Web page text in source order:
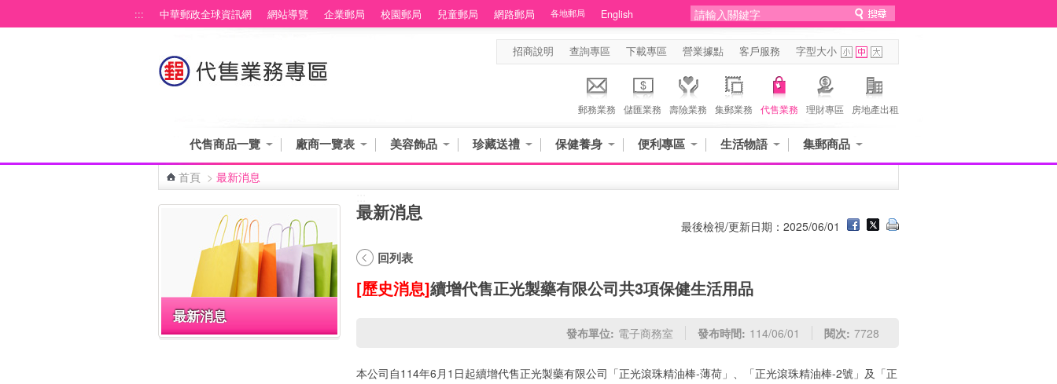
::: 中華郵政全球資訊網 網站導覽 企業郵局 校園郵局 兒童郵局 網路郵局 各地郵局 English
招商說明 查詢專區 下載專區 營業據點 客戶服務 字型大小
郵務業務 儲匯業務 壽險業務 集郵業務 代售業務 理財專區 房地產出租
代售商品一覽 廠商一覽表 美容飾品 珍藏送禮 保健養身 便利專區 生活物語 集郵商品
首頁 > 最新消息
最新消息
最新消息
最後檢視/更新日期：2025/06/01
回列表
[歷史消息]續增代售正光製藥有限公司共3項保健生活用品
發布單位: 電子商務室 發布時間: 114/06/01 閱次: 7728
本公司自114年6月1日起續增代售正光製藥有限公司「正光滾珠精油棒-薄荷」、「正光滾珠精油棒-2號」及「正